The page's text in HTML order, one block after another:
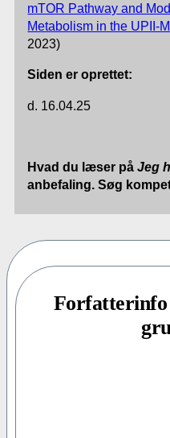
mTOR Pathway and
Metabolism in the UPII-
2023)
Siden er oprettet:
d. 16.04.25
Hvad du læser påJeg
anbefaling. Søg
Forfatterinfo